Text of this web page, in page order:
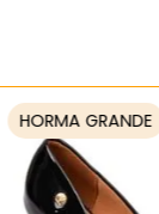
HORMA GRANDE